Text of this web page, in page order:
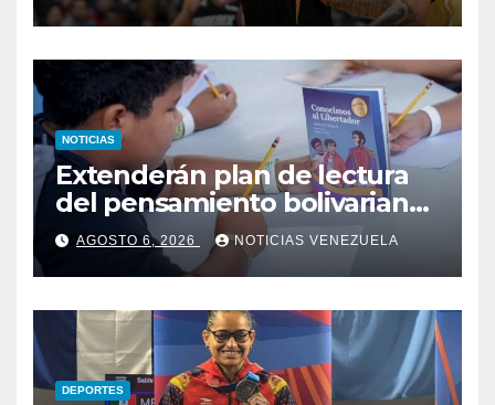
NOTICIAS
Extenderán plan de lectura
del pensamiento bolivariano
en las escuelas
AGOSTO 6, 2026 NOTICIAS VENEZUELA
DEPORTES